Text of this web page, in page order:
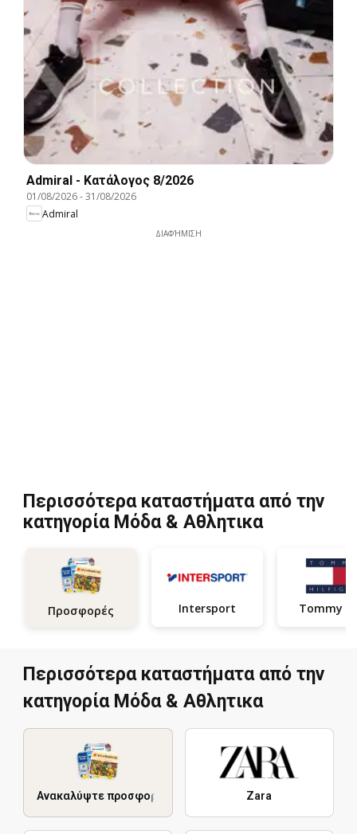
Admiral - Kατάλογος 8/2026
01/08/2026-31/08/2026
Admiral
ΔΙΑΦΉΜΙΣΗ
Περισσότερα καταστήματα από την
κατηγορία Μόδα & Aθλητικα
Προσφορές Intersport
Περισσότερα καταστήματα από την
κατηγορία Μόδα & Aθλητικα
Ανακαλύψτε προσφορές Zara